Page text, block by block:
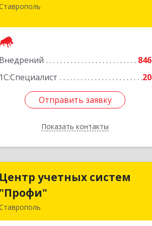
Внедрений
846
1С:Специалист
20
Отправить заявку
Показать контакты
355002, Ставропольский край,
Подробнее
Отправить заявку
Назад
Центр учетных систем
"Профи"
Центр учетных систем